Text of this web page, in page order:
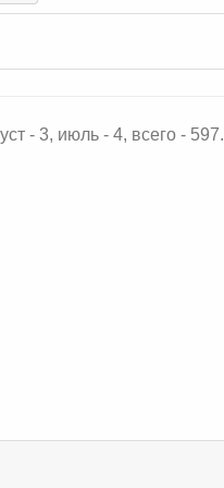
- 3, июль - 4, всего - 597.